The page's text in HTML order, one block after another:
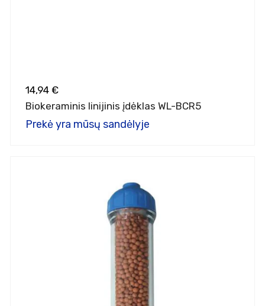
14,94 €
Biokeraminis linijinis įdėklas WL-BCR5
Prekė yra mūsų sandėlyje